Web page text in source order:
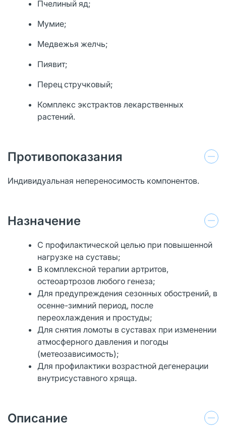
Пчелиный яд;
Мумие;
Медвежья желчь;
Пиявит;
Перец стручковый;
Комплекс экстрактов лекарственных
растений.
Противопоказания
Индивидуальная непереносимость компонентов.
Назначение
С профилактической целью при повышенной
нагрузке на суставы;
В комплексной терапии артритов,
остеоартрозов любого генеза;
Для предупреждения сезонных обострений, в
осенне-зимний период, после
переохлаждения и простуды;
Для снятия ломоты в суставах при изменении
атмосферного давления и погоды
(метеозависимость);
Для профилактики возрастной дегенерации
внутрисуставного хряща.
Описание